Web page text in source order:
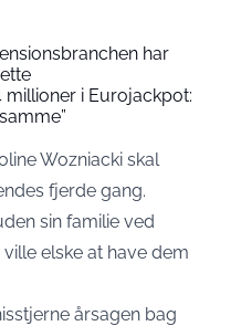
har
millioner i Eurojackpot:
Wozniacki skal
fjerde gang.
sin familie ved
elske at have dem
årsagen bag